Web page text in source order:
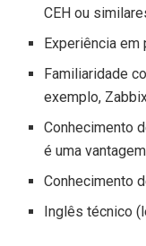
CEH ou
Experiência
Familiaridade
exemplo,
Conhecimento
é uma vantagem
Conhecimento
Inglês técnico